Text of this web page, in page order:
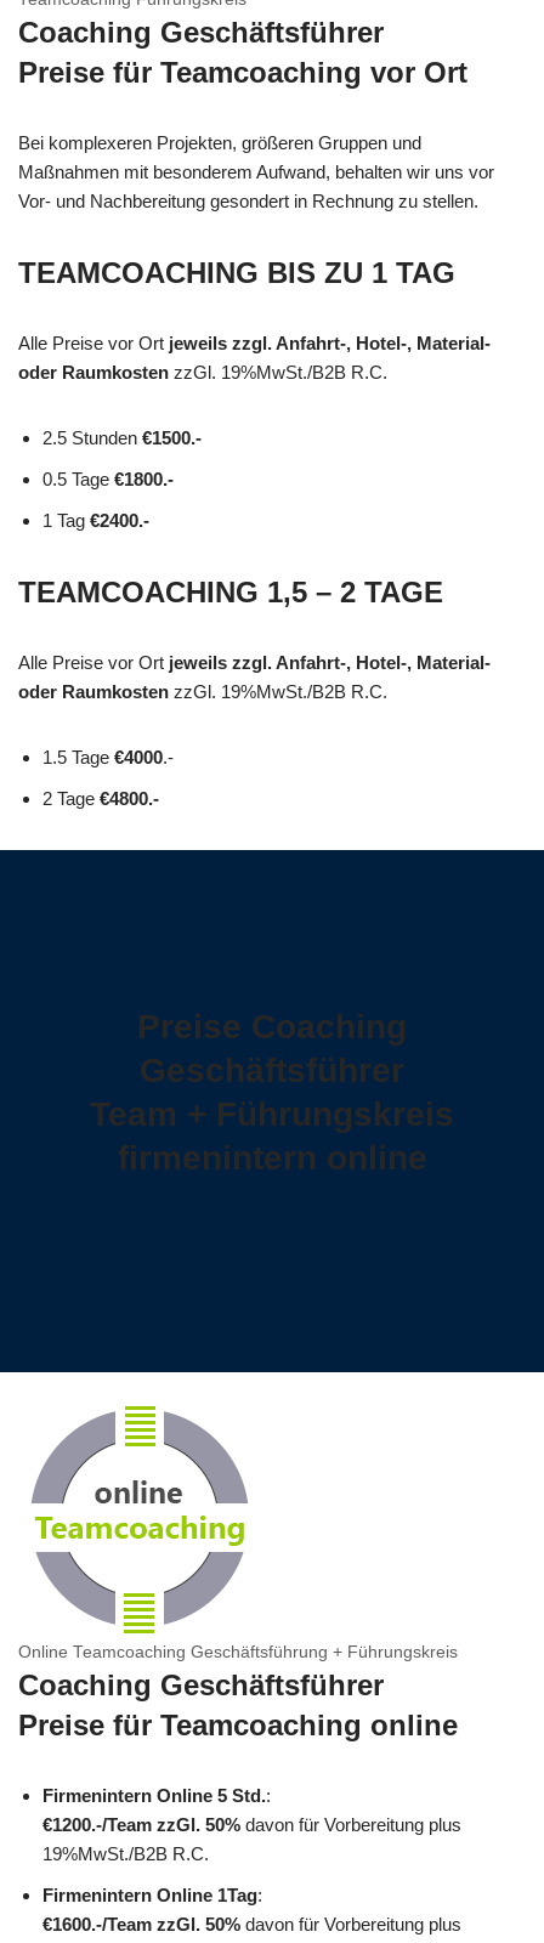
Coaching Geschäftsführer
Preise für Teamcoaching vor Ort
Bei komplexeren Projekten, größeren Gruppen und
Maßnahmen mit besonderem Aufwand, behalten wir uns vor
Vor- und Nachbereitung gesondert in Rechnung zu stellen.
TEAMCOACHING BIS ZU 1 TAG
Alle Preise vor Ort jeweils zzgl. Anfahrt-, Hotel-, Material-
oder Raumkosten zzGl. 19%MwSt./B2B R.C.
2.5 Stunden €1500.-
0.5 Tage €1800.-
1 Tag €2400.-
TEAMCOACHING 1,5 – 2 TAGE
Alle Preise vor Ort jeweils zzgl. Anfahrt-, Hotel-, Material-
oder Raumkosten zzGl. 19%MwSt./B2B R.C.
1.5 Tage €4000.-
2 Tage €4800.-
Preise Coaching
Geschäftsführer
Team + Führungskreis
firmenintern online
Online Teamcoaching Geschäftsführung + Führungskreis
Coaching Geschäftsführer
Preise für Teamcoaching online
Firmenintern Online 5 Std.:
€1200.-/Team zzGl. 50% davon für Vorbereitung plus
19%MwSt./B2B R.C.
Firmenintern Online 1Tag:
€1600.-/Team zzGl. 50% davon für Vorbereitung plus